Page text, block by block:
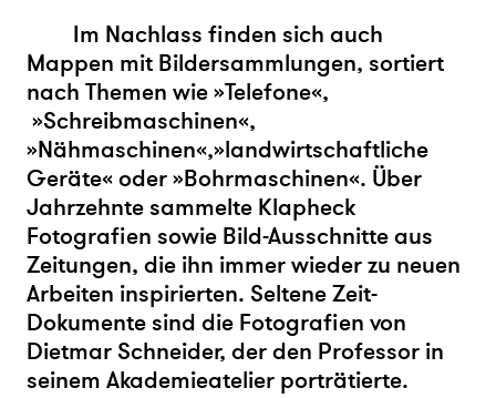
Im Nachlass finden sich auch
Mappen mit Bildersammlungen, sortiert
nach Themen wie »Telefone«,
»Schreibmaschinen«,
»Nähmaschinen«,»landwirtschaftliche
Geräte« oder »Bohrmaschinen«. Über
Jahrzehnte sammelte Klapheck
Fotografien sowie Bild-Ausschnitte aus
Zeitungen, die ihn immer wieder zu neuen
Arbeiten inspirierten. Seltene Zeit-
Dokumente sind die Fotografien von
Dietmar Schneider, der den Professor in
seinem Akademieatelier porträtierte.